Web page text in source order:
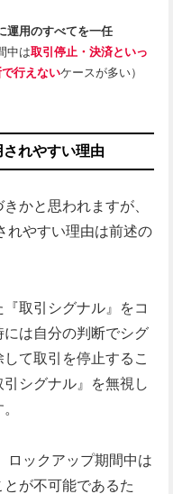
運用のすべてを一任
中は取引停止・決済といっ
行えないケースが多い）
されやすい理由
かと思われますが、
れやすい理由は前述の
取引シグナル』をコ
は自分の判断でシグ
て取引を停止するこ
シグナル』を無視し
ロックアップ期間中は
が不可能であるた